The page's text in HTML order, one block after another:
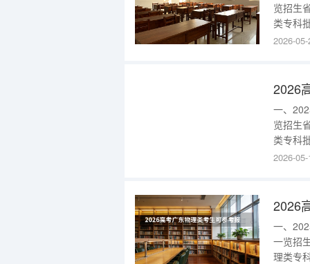
览招生
类专科
东2025
2026-
一、
览招生
类专科
校区
2026-
一、
一览招
理类专